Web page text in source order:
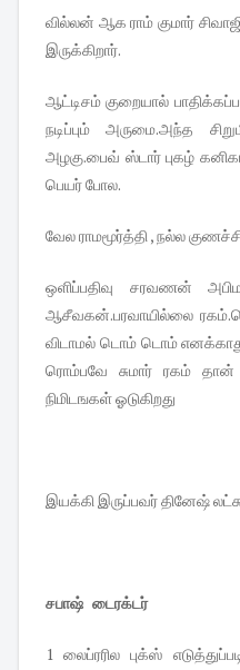
வில்லன் ஆக ராம் குமார் சிவாஜி
இருக்கிறார்.
ஆட்டிசம் குறையால்
நடிப்பும் அருமை.அந்த
அழகு.பைவ் ஸ்டார் புகழ்
பெயர் போல.
வேல ராமமூர்த்தி , நல்ல
ஒளிப்பதிவு சரவணன்
ஆசீவகன்.பரவாயில்லை
விடாமல் டொம் டொம்
ரொம்பவே சுமார் ரகம் தான்
நிமிடஙகள் ஓடுகிறது
இயக்கி இருப்பவர் தினேஷ்
சபாஷ் டைரக்டர்
1 லைப்ரரில புக்ஸ்